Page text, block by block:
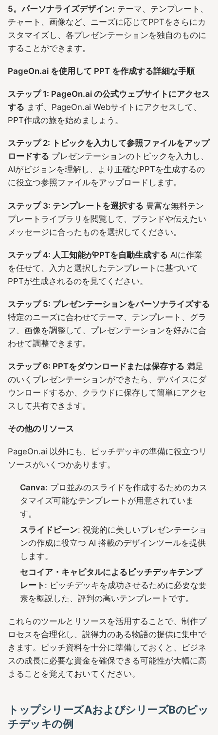
5。パーソナライズデザイン: テーマ、テンプレート、
チャート、画像など、ニーズに応じてPPTをさらにカ
スタマイズし、各プレゼンテーションを独自のものに
することができます。
PageOn.ai を使用して PPT を作成する詳細な手順
ステップ 1: PageOn.ai の公式ウェブサイトにアクセス
する まず、PageOn.ai Webサイトにアクセスして、
PPT作成の旅を始めましょう。
ステップ 2: トピックを入力して参照ファイルをアップ
ロードする プレゼンテーションのトピックを入力し、
AIがビジョンを理解し、より正確なPPTを生成するの
に役立つ参照ファイルをアップロードします。
ステップ 3: テンプレートを選択する 豊富な無料テン
プレートライブラリを閲覧して、ブランドや伝えたい
メッセージに合ったものを選択してください。
ステップ 4: 人工知能がPPTを自動生成する AIに作業
を任せて、入力と選択したテンプレートに基づいて
PPTが生成されるのを見てください。
ステップ 5: プレゼンテーションをパーソナライズする
特定のニーズに合わせてテーマ、テンプレート、グラ
フ、画像を調整して、プレゼンテーションを好みに合
わせて調整できます。
ステップ 6: PPTをダウンロードまたは保存する 満足
のいくプレゼンテーションができたら、デバイスにダ
ウンロードするか、クラウドに保存して簡単にアクセ
スして共有できます。
その他のリソース
PageOn.ai 以外にも、ピッチデッキの準備に役立つリ
ソースがいくつかあります。
Canva: プロ並みのスライドを作成するためのカス
タマイズ可能なテンプレートが用意されていま
す。
スライドビーン: 視覚的に美しいプレゼンテーショ
ンの作成に役立つ AI 搭載のデザインツールを提供
します。
セコイア・キャピタルによるピッチデッキテンプ
レート : ピッチデッキを成功させるために必要な要
素を概説した、評判の高いテンプレートです。
これらのツールとリソースを活用することで、制作プ
ロセスを合理化し、説得力のある物語の提供に集中で
きます。ピッチ資料を十分に準備しておくと、ビジネ
スの成長に必要な資金を確保できる可能性が大幅に高
まることを覚えておいてください。
トップシリーズAおよびシリーズBのピッ
チデッキの例